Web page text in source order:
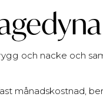
och nacke och
månadskostnad,